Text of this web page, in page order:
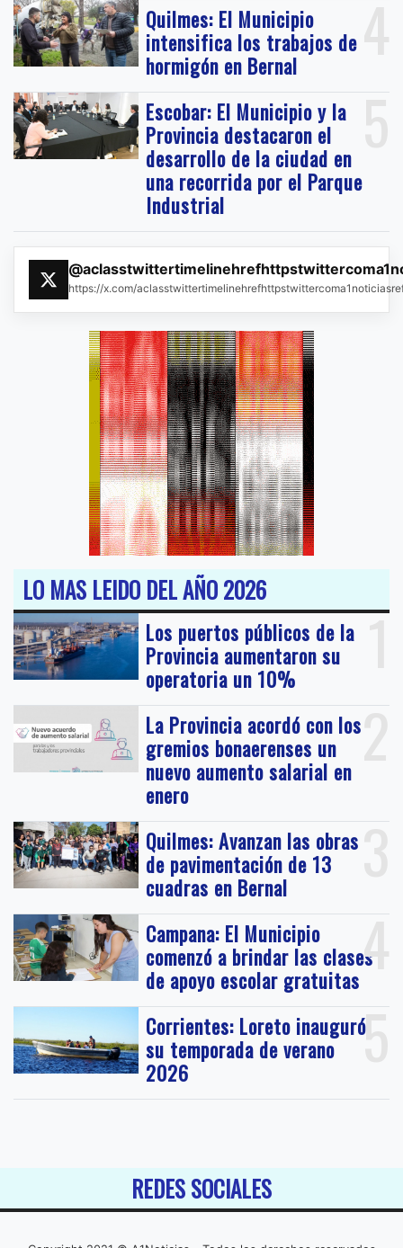
4
Quilmes: El Municipio
intensifica los trabajos de
hormigón en Bernal
5
Escobar: El Municipio y la
Provincia destacaron el
desarrollo de la ciudad en
una recorrida por el Parque
Industrial
https://x.com/
LO MAS LEIDO DEL AÑO 2026
1
Los puertos públicos de la
Provincia aumentaron su
operatoria un 10%
2
La Provincia acordó con los
gremios bonaerenses un
nuevo aumento salarial en
enero
3
Quilmes: Avanzan las obras
de pavimentación de 13
cuadras en Bernal
4
Campana: El Municipio
comenzó a brindar las clases
de apoyo escolar gratuitas
5
Corrientes: Loreto inauguró
su temporada de verano
2026
REDES SOCIALES